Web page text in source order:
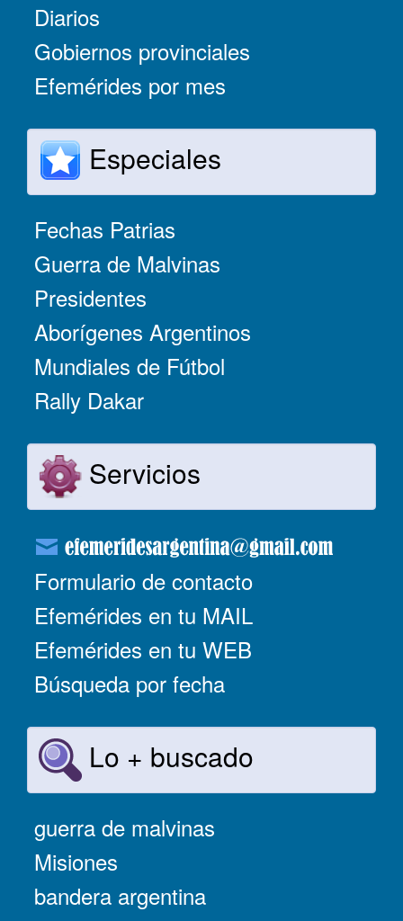
Diarios
Gobiernos provinciales
Efemérides por mes
Especiales
Fechas Patrias
Guerra de Malvinas
Presidentes
Aborígenes Argentinos
Mundiales de Fútbol
Rally Dakar
Servicios
Formulario de contacto
Efemérides en tu MAIL
Efemérides en tu WEB
Búsqueda por fecha
Lo + buscado
guerra de malvinas
Misiones
bandera argentina